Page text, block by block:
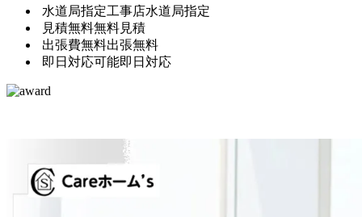
水道局指定工事店水道局指定
見積無料無料見積
出張費無料出張無料
即日対応可能即日対応